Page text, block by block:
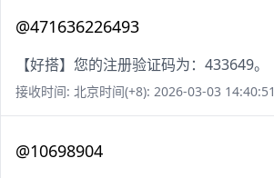
@471636226493
【好搭】您的注册验证码为：433649。
接收时间: 北京时间(+8): 2026-03-03 14:40:51
@10698904